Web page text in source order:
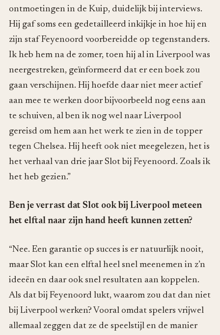
ontmoetingen in de Kuip, duidelijk bij interviews.
Hij gaf soms een gedetailleerd inkijkje in hoe hij en
zijn staf Feyenoord voorbereidde op tegenstanders.
Ik heb hem na de zomer, toen hij al in Liverpool was
neergestreken, geïnformeerd dat er een boek zou
gaan verschijnen. Hij hoefde daar niet meer actief
aan mee te werken door bijvoorbeeld nog eens aan
te schuiven, al ben ik nog wel naar Liverpool
gereisd om hem aan het werk te zien in de topper
tegen Chelsea. Hij heeft ook niet meegelezen, het is
het verhaal van drie jaar Slot bij Feyenoord. Zoals ik
het heb gezien.”
Ben je verrast dat Slot ook bij Liverpool meteen
het elftal naar zijn hand heeft kunnen zetten?
“Nee. Een garantie op succes is er natuurlijk nooit,
maar Slot kan een elftal heel snel meenemen in z’n
ideeën en daar ook snel resultaten aan koppelen.
Als dat bij Feyenoord lukt, waarom zou dat dan niet
bij Liverpool werken? Vooral omdat spelers vrijwel
allemaal zeggen dat ze de speelstijl en de manier